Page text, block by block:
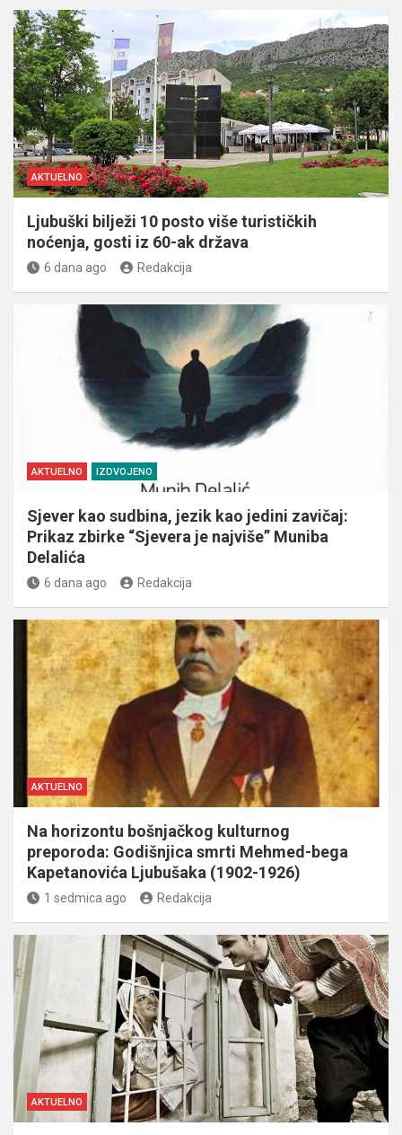
AKTUELNO
Ljubuški bilježi 10 posto više turističkih
noćenja, gosti iz 60-ak država
6 dana ago Redakcija
AKTUELNO IZDVOJENO
Sjever kao sudbina, jezik kao jedini zavičaj:
Prikaz zbirke “Sjevera je najviše” Muniba
Delalića
6 dana ago Redakcija
AKTUELNO
Na horizontu bošnjačkog kulturnog
preporoda: Godišnjica smrti Mehmed-bega
Kapetanovića Ljubušaka (1902-1926)
1 sedmica ago Redakcija
AKTUELNO